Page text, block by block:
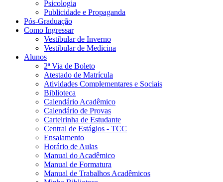
Psicologia
Publicidade e Propaganda
Pós-Graduação
Como Ingressar
Vestibular de Inverno
Vestibular de Medicina
Alunos
2ª Via de Boleto
Atestado de Matrícula
Atividades Complementares e Sociais
Biblioteca
Calendário Acadêmico
Calendário de Provas
Carteirinha de Estudante
Central de Estágios - TCC
Ensalamento
Horário de Aulas
Manual do Acadêmico
Manual de Formatura
Manual de Trabalhos Acadêmicos